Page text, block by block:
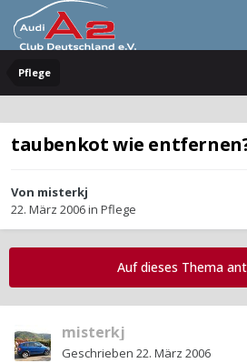
Pflege
taubenkot wie
Von misterkj
22. März 2006in Pflege
Auf dieses Thema
misterkj
Geschrieben 22. März 2006